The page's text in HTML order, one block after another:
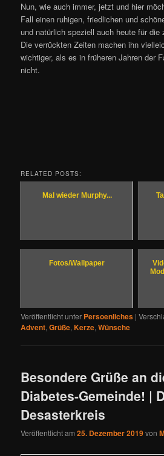
Nun, wie auch immer, jetzt und hier
Fall einen ruhigen, friedlichen und
und natürlich speziell auch heute für die
Die verrückten Zeiten machen ihn
wichtiger, als es in früheren Jahren der
nicht.
RELATED POSTS:
Mal wieder Murphy...
Fotos/Wallpaper
Veröffentlicht unter Persoenliches |
Advent,Grüße,Kerze,Wünsche
Besondere Grüße an
Diabetes-Gemeinde! |
Desasterkreis
Veröffentlicht am25. Dezember 2019von